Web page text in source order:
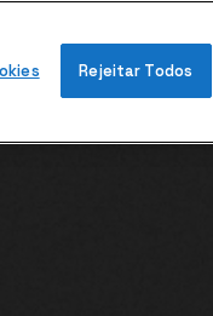
Rejeitar Todos